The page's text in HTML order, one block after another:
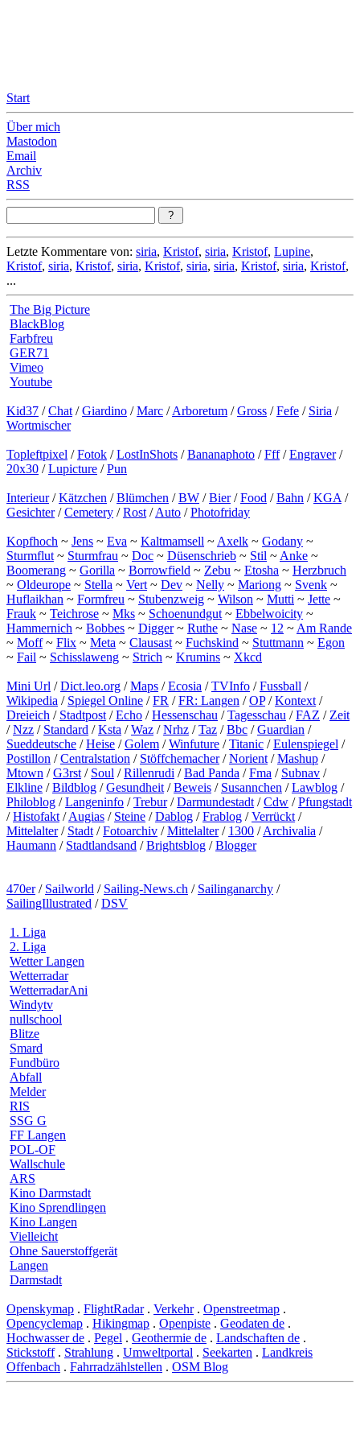
Start
Über mich
Mastodon
Email
Archiv
RSS
Letzte Kommentare von: siria, Kristof, siria, Kristof, Lupine,
Kristof, siria, Kristof, siria, Kristof, siria, siria, Kristof, siria, Kristof,
...
The Big Picture
BlackBlog
Farbfreu
GER71
Vimeo
Youtube
Kid37 /Chat /Giardino /Marc /Arboretum /Gross /Fefe / Siria /
Wortmischer
Topleftpixel /Fotok /LostInShots /Bananaphoto /Fff/Engraver/
20x30 /Lupicture /Pun
Interieur/Kätzchen /Blümchen /BW /Bier/Food /Bahn /KGA /
Gesichter/Cemetery /Rost /Auto /Photofriday
Kopfhoch ~ Jens ~ Eva ~ Kaltmamsell ~ Axelk ~ Godany ~
Sturmflut ~ Sturmfrau ~ Doc ~ Düsenschrieb ~ Stil ~ Anke ~
Boomerang ~ Gorilla ~ Borrowfield ~ Zebu ~ Etosha ~ Herzbruch
~ Oldeurope ~ Stella ~ Vert ~ Dev ~ Nelly ~ Mariong ~ Svenk ~
Huflaikhan ~ Formfreu ~ Stubenzweig ~ Wilson ~ Mutti ~ Jette ~
Frauk ~ Teichrose ~ Mks ~ Schoenundgut ~ Ebbelwoicity ~
Hammernich ~ Bobbes ~ Digger~ Ruthe ~ Nase ~ 12 ~ Am Rande
~ Moff~ Flix ~ Meta ~ Clausast ~ Fuchskind ~ Stuttmann ~ Egon
~ Fail ~ Schisslaweng ~ Strich ~ Krumins ~ Xkcd
Mini Url /Dict.leo.org /Maps /Ecosia /TVInfo /Fussball /
Wikipedia / Spiegel Online /FR /FR: Langen /OP/Kontext /
Dreieich / Stadtpost /Echo /Hessenschau /Tagesschau /FAZ / Zeit
/Nzz / Standard /Ksta /Waz /Nrhz /Taz /Bbc /Guardian /
Sueddeutsche /Heise /Golem /Winfuture /Titanic /Eulenspiegel /
Postillon /Centralstation / Stöffchemacher/Norient /Mashup /
Mtown /G3rst / Soul /Rillenrudi /Bad Panda /Fma / Subnav /
Elkline /Bildblog /Gesundheit /Beweis / Susannchen /Lawblog /
Philoblog /Langeninfo /Trebur/Darmundestadt /Cdw /Pfungstadt
/Histofakt /Augias / Steine /Dablog /Frablog /Verrückt /
Mittelalter/ Stadt /Fotoarchiv /Mittelalter/ 1300 /Archivalia /
Haumann / Stadtlandsand /Brightsblog /Blogger
470er/ Sailworld / Sailing-News.ch / Sailinganarchy /
SailingIllustrated /DSV
1. Liga
2. Liga
Wetter Langen
Wetterradar
WetterradarAni
Windytv
nullschool
Blitze
Smard
Fundbüro
Abfall
Melder
RIS
SSG G
FF Langen
POL-OF
Wallschule
ARS
Kino Darmstadt
Kino Sprendlingen
Kino Langen
Vielleicht
Ohne Sauerstoffgerät
Langen
Darmstadt
Openskymap . FlightRadar. Verkehr. Openstreetmap .
Opencyclemap . Hikingmap . Openpiste . Geodaten de .
Hochwasser de . Pegel . Geothermie de . Landschaften de .
Stickstoff. Strahlung . Umweltportal . Seekarten . Landkreis
Offenbach . Fahrradzählstellen . OSM Blog